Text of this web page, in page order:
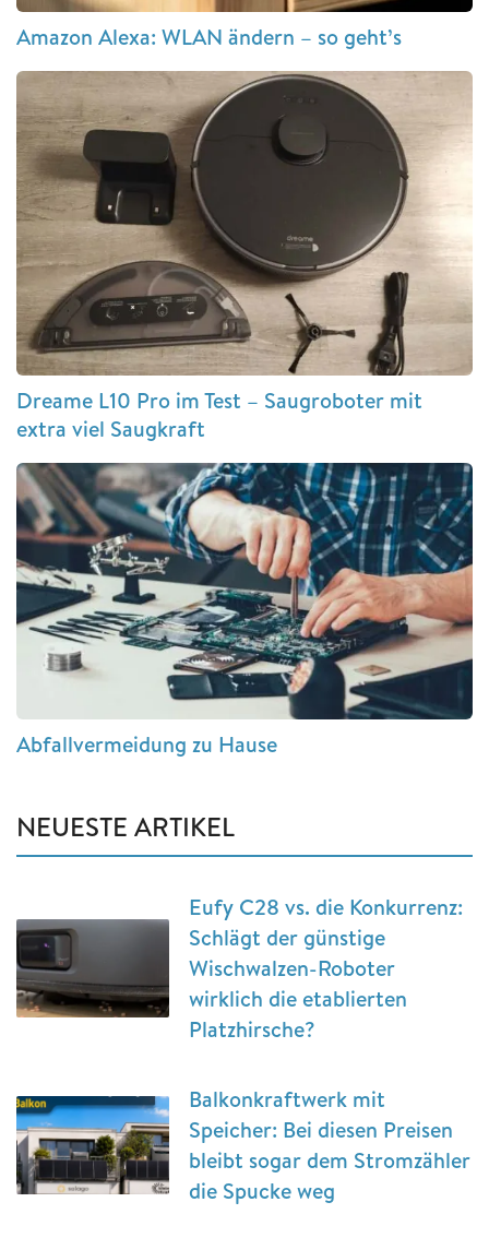
Amazon Alexa: WLAN ändern – so geht’s
Dreame L10 Pro im Test – Saugroboter mit
extra viel Saugkraft
Abfallvermeidung zu Hause
NEUESTE ARTIKEL
Eufy C28 vs. die Konkurrenz:
Schlägt der günstige
Wischwalzen-Roboter
wirklich die etablierten
Platzhirsche?
Balkonkraftwerk mit
Speicher: Bei diesen Preisen
bleibt sogar dem Stromzähler
die Spucke weg